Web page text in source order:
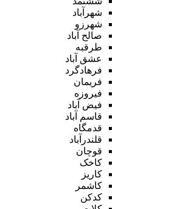
شهرآباد
شهرزو
صالح آباد
طرقبه
عشق آباد
فرهادگرد
فریمان
فیروزه
فیض آباد
قاسم آباد
قدمگاه
قلندرآباد
قوچان
کاخک
کاریز
کاشمر
کدکن